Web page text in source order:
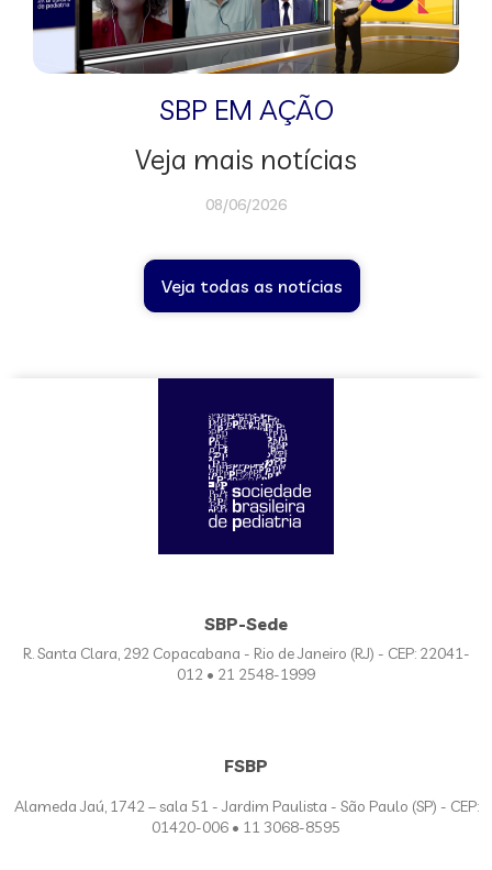
SBP EM AÇÃO
Veja mais notícias
08/06/2026
Veja todas as notícias
SBP-Sede
R. Santa Clara, 292 Copacabana - Rio de Janeiro (RJ) - CEP: 22041-
012 • 21 2548-1999
FSBP
Alameda Jaú, 1742 – sala 51 - Jardim Paulista - São Paulo (SP) - CEP:
01420-006 • 11 3068-8595